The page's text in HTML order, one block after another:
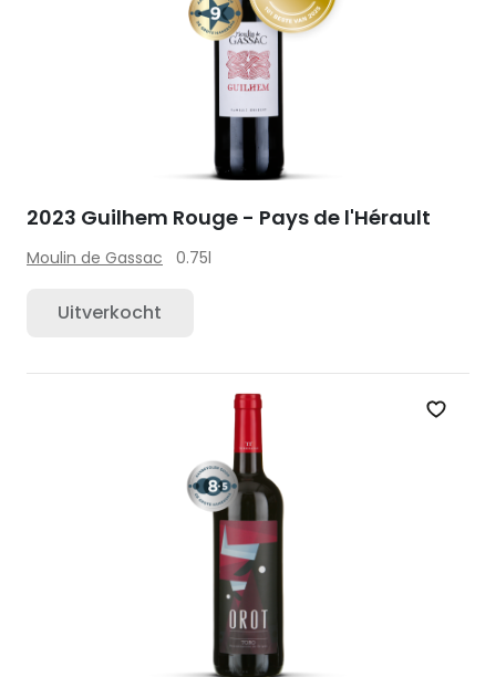
2023 Guilhem Rouge - Pays de l'Hérault
Moulin de Gassac 0.75l
Uitverkocht
Zet